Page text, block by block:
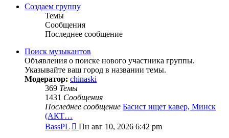
последнему
Создаем группу
Темы
Сообщения
Последнее сообщение
Поиск музыкантов
Объявления о поиске нового участника группы.
Указывайте ваш город в названии темы.
Модератор: chinaski
369 Темы
1431 Сообщения
Последнее сообщение Басист ищет кавер, Минск
(АКТ…
BassPL
Перейти
Пн авг 10, 2026 6:42 pm